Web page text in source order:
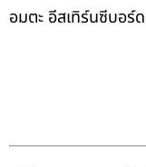
อมตะ อีสเทิร์นซีบอร์